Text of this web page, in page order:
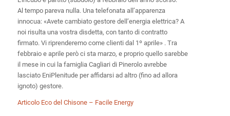
Al tempo pareva nulla. Una telefonata all’apparenza
innocua: «Avete cambiato gestore dell’energia elettrica? A
noi risulta una vostra disdetta, con tanto di contratto
firmato. Vi riprenderemo come clienti dal 1º aprile» . Tra
febbraio e aprile però ci sta marzo, e proprio quello sarebbe
il mese in cui la famiglia Cagliari di Pinerolo avrebbe
lasciato EniPlenitude per affidarsi ad altro (fino ad allora
ignoto) gestore.
Articolo Eco del Chisone – Facile Energy